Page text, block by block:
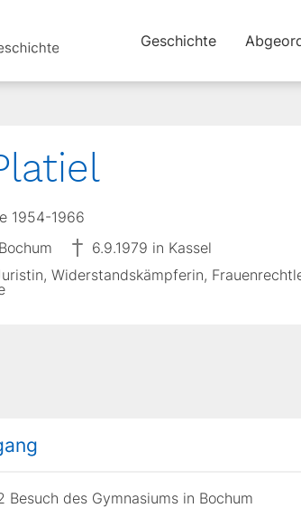
Geschichte
1954-1966
6.9.1979 in Kassel
Widerstandskämpferin,
Besuch des Gymnasiums in Bochum